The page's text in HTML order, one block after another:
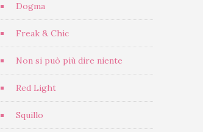
Dogma
Freak & Chic
Non si può più dire niente
Red Light
Squillo